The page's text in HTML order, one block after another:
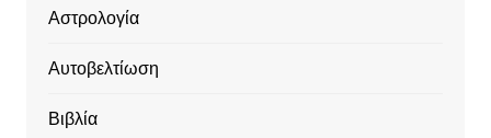
Αστρολογία
Αυτοβελτίωση
Βιβλία